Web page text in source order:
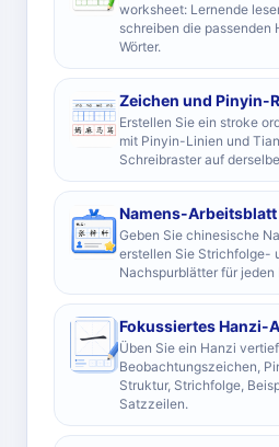
worksheet: Lernende
schreiben die passenden
Wörter.
Zeichen und Pinyin-
Erstellen Sie ein stroke
mit Pinyin-Linien und
Schreibraster auf
Namens-Arbeitsblatt
Geben Sie chinesische
erstellen Sie Strichfolge-
Nachspurblätter für jeden
Fokussiertes Hanzi-
Üben Sie ein Hanzi
Beobachtungszeichen,
Struktur, Strichfolge,
Satzzeilen.